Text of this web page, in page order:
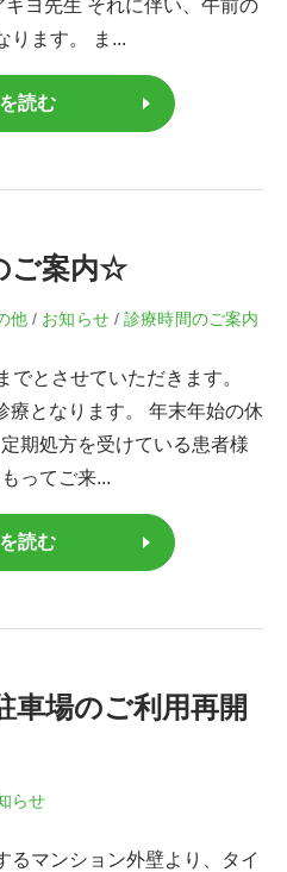
ヨ先生 それに伴い、午前の
ります。 ま...
読む
ご案内☆
他/ お知らせ/診療時間のご案内
とさせていただきます。
療となります。 年末年始の休
期処方を受けている患者様
ってご来...
読む
場のご利用再開
らせ
るマンション外壁より、タイ